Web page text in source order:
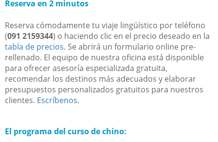
Reserva en 2 minutos
Reserva cómodamente tu viaje lingüístico por teléfono
(091 2159344) o haciendo clic en el precio deseado en la
tabla de precios. Se abrirá un formulario online pre-
rellenado. El equipo de nuestra oficina está disponible
para ofrecer asesoría especializada gratuita,
recomendar los destinos más adecuados y elaborar
presupuestos personalizados gratuitos para nuestros
clientes. Escríbenos.
El programa del curso de chino: